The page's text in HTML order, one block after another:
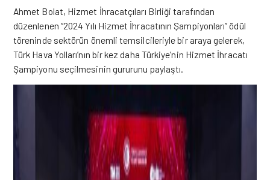
Ahmet Bolat, Hizmet İhracatçıları Birliği tarafından
düzenlenen “2024 Yılı Hizmet İhracatının Şampiyonları” ödül
töreninde sektörün önemli temsilcileriyle bir araya gelerek,
Türk Hava Yolları’nın bir kez daha Türkiye’nin Hizmet İhracatı
Şampiyonu seçilmesinin gururunu paylaştı.